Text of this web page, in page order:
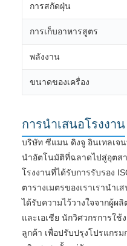
การสกัดฝุ่น
การเก็บอาหารสูตร
พลังงาน
ขนาดของเครื่อง
การนําเสนอโรงงาน
บริษัท ซีแมน ดิงจู อินเทลเจ
นําอัตโนมัติที่ฉลาดไปสู่อุตส
โรงงานที่ได้รับการรับรอง
ตารางเมตรของเราเรานํา
ได้รับความไว้วางใจจากผู้ผ
และเอเชีย นักวิศวกรการใช้
ลูกค้า เพื่อปรับปรุงโปรแกร